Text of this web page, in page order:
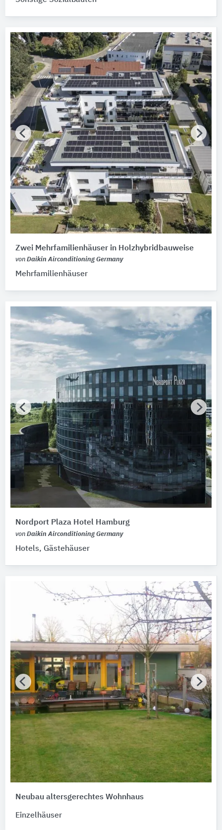
Zwei Mehrfamilienhäuser in Holzhybridbauweise
von Daikin Airconditioning Germany
Mehrfamilienhäuser
Nordport Plaza Hotel Hamburg
von Daikin Airconditioning Germany
Hotels, Gästehäuser
Neubau altersgerechtes Wohnhaus
Einzelhäuser